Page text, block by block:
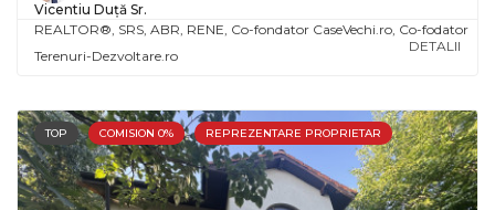
Vicentiu Duță Sr.
REALTOR®️, SRS, ABR, RENE, Co-fondator CaseVechi.ro, Co-fodator
Terenuri-Dezvoltare.ro
DETALII
TOP COMISION 0% REPREZENTARE PROPRIETAR